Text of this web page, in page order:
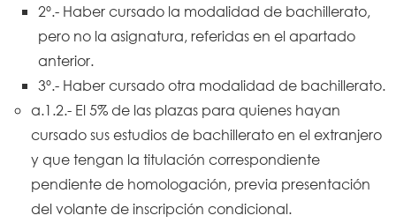
2º.- Haber cursado la modalidad de bachillerato,
pero no la asignatura, referidas en el apartado
anterior.
3º.- Haber cursado otra modalidad de bachillerato.
a.1.2.- El 5% de las plazas para quienes hayan
cursado sus estudios de bachillerato en el extranjero
y que tengan la titulación correspondiente
pendiente de homologación, previa presentación
del volante de inscripción condicional.